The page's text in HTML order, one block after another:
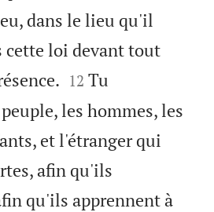
dans le lieu qu'il
cette loi devant tout


12 Tu
les hommes, les
et l'étranger qui
afin qu'ils
qu'ils apprennent à